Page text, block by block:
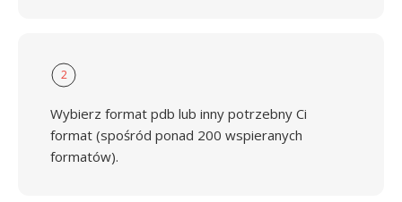
2
Wybierz format pdb lub inny potrzebny Ci
format (spośród ponad 200 wspieranych
formatów).